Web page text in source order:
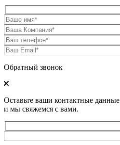
Обратный звонок
Оставьте ваши контактные данные
и мы свяжемся с вами.